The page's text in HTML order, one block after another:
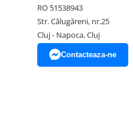
RO 51538943
Str. Călugăreni, nr.25
Cluj - Napoca, Cluj
Contacteaza-ne